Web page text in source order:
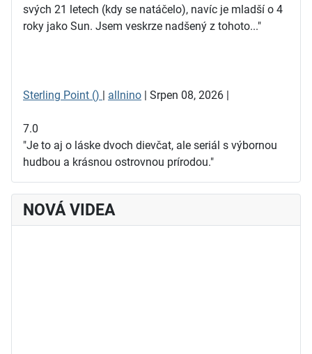
svých 21 letech (kdy se natáčelo), navíc je mladší o 4
roky jako Sun. Jsem veskrze nadšený z tohoto..."
Sterling Point () | allnino | Srpen 08, 2026 |
7.0
"Je to aj o láske dvoch dievčat, ale seriál s výbornou
hudbou a krásnou ostrovnou prírodou."
NOVÁ VIDEA